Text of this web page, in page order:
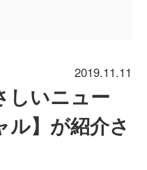
2019.11.11
しいニュー
ル】が紹介さ